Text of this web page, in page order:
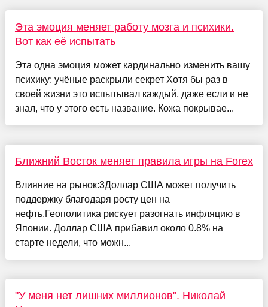
Эта эмоция меняет работу мозга и психики.
Вот как её испытать
Эта одна эмоция может кардинально изменить вашу
психику: учёные раскрыли секрет Хотя бы раз в
своей жизни это испытывал каждый, даже если и не
знал, что у этого есть название. Кожа покрывае...
Ближний Восток меняет правила игры на Forex
Влияние на рынок:3Доллар США может получить
поддержку благодаря росту цен на
нефть.Геополитика рискует разогнать инфляцию в
Японии. Доллар США прибавил около 0.8% на
старте недели, что можн...
"У меня нет лишних миллионов". Николай